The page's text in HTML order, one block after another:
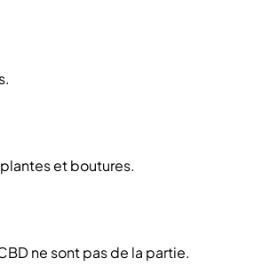
et boutures.
ne sont pas de la partie.